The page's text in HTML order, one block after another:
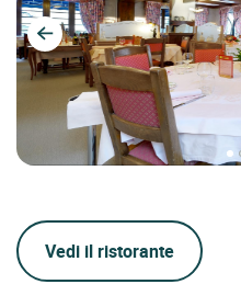
Vedi il ristorante